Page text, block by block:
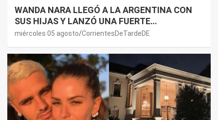
WANDA NARA LLEGÓ A LA ARGENTINA CON
SUS HIJAS Y LANZÓ UNA FUERTE
PREMONICIÓN SOBRE MAURO ICARDI
miércoles 05 agosto CorrientesDeTardeDE